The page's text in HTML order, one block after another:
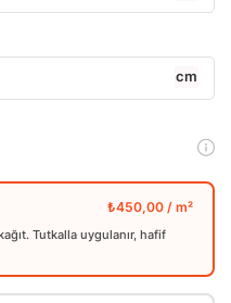
cm
Tutkalla uygulanır, hafif